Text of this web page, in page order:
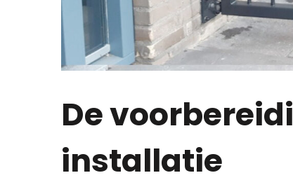
De
installatie